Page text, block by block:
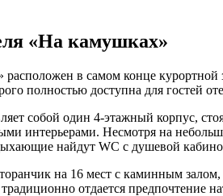
«На камушках»
в самом конце курортной
полностью доступна для гостей
собой один 4-этажный корпус,
интерьерами. Несмотря на
найдут WC с душевой
на 16 мест с каминным
отдается предпочтение